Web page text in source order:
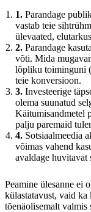
1. Parandage
vastab teie
ülevaated,
2. Parandage
võti. Mida
lõpliku toiminguni
teie konversioon.
3. Investeerige
olema suunatud
Käitumisandmetel
palju paremaid
4. Sotsiaalmeedia
võimas vahend
avaldage huvitavat
Peamine ülesanne ei
külastatavust, vaid
tõenäolisemalt valmis